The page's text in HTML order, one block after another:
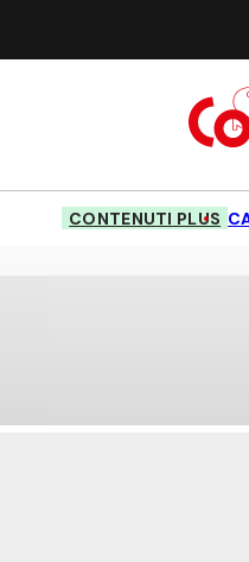
CONTENUTI PLUS